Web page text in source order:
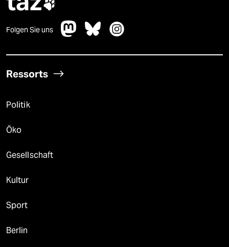

Folgen Sie uns
Ressorts
Politik
Öko
Gesellschaft
Kultur
Sport
Berlin